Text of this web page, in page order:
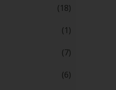
(18)
(1)
(7)
(6)